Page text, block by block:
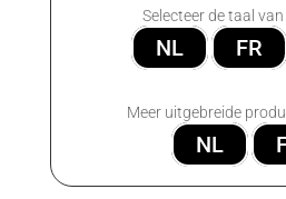
Selecteer de taal
NL FR
Meer uitgebreide
NL